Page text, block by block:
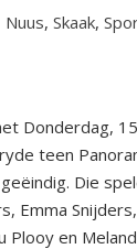
Nuus, Skaak,
Donderdag,
teen
Die
Emma
Plooy en